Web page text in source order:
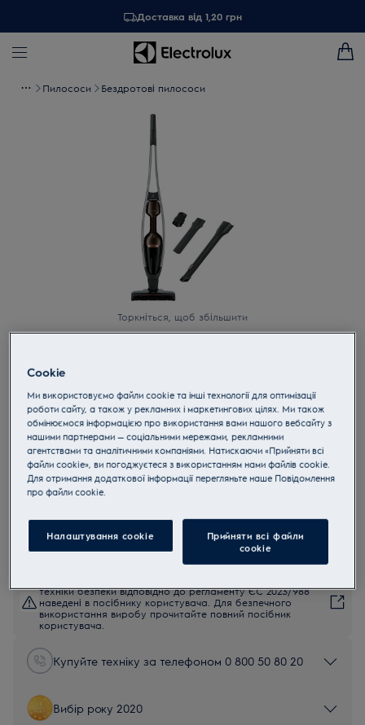
Доставка від 1,20 грн
Пилососи Бездротові пилососи
Торкніться, щоб збільшити
Electrolux PQ91-50MB Pure Q9
4.7 (626)
Переваги
Ефективний помічник, що завжди під рукою
Просто візьміть пилосос за ручку та йдіть
техніки безпеки відповідно до регламенту ЄС 2023/988
наведені в посібнику користувача. Для безпечного
використання виробу прочитайте повний посібник
користувача.
Купуйте техніку за телефоном 0 800 50 80 20
Вибір року 2020
Cookie
Ми використовуємо файли cookie та інші технології для оптимізації
роботи сайту, а також у рекламних і маркетингових цілях. Ми також
обмінюємося інформацією про використання вами нашого вебсайту з
нашими партнерами — соціальними мережами, рекламними
агентствами та аналітичними компаніями. Натискаючи «Прийняти всі
файли cookie», ви погоджуєтеся з використанням нами файлів cookie.
Для отримання додаткової інформації перегляньте наше Пoвідомлення
прo файли cookie.
Налаштування cookie
Прийняти всі файли
сookie